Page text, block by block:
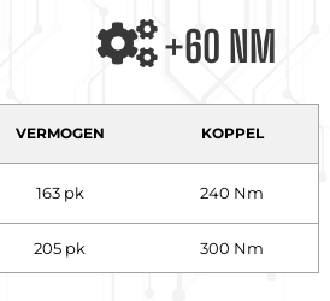
+60 NM
VERMOGEN KOPPEL
163 pk 240 Nm
205 pk 300 Nm